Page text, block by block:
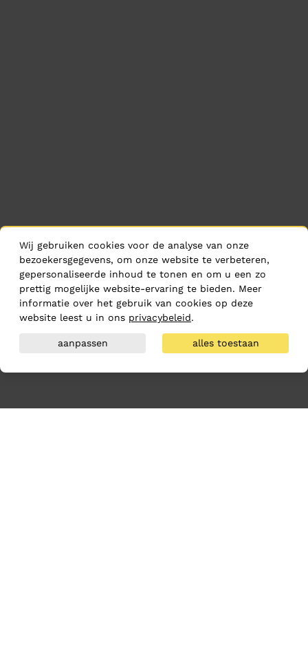
Wij gebruiken cookies voor de analyse van onze
bezoekersgegevens, om onze website te verbeteren,
gepersonaliseerde inhoud te tonen en om u een zo
prettig mogelijke website-ervaring te bieden. Meer
informatie over het gebruik van cookies op deze
website leest u in ons privacybeleid.
aanpassen alles toestaan